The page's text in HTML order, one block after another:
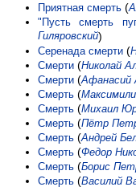
Приятная смерть (
"Пусть смерть
Гиляровский)
Серенада смерти (
Смерти (Николай
Смерти (Афанасий
Смерть (
Смерть (Михаил
Смерть (Пётр
Смерть (Андрей
Смерть (Федор
Смерть (Борис
Смерть (Василий